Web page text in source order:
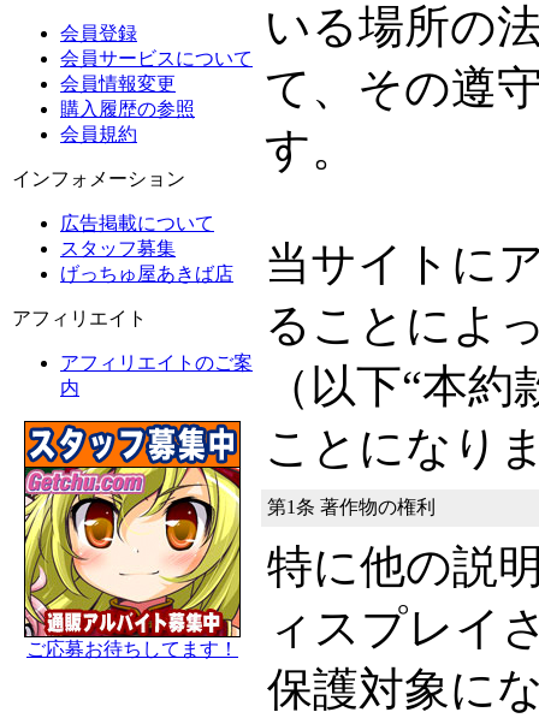
会員登録
会員サービスについて
会員情報変更
購入履歴の参照
会員規約
インフォメーション
広告掲載について
スタッフ募集
げっちゅ屋あきば店
アフィリエイト
アフィリエイトのご案
内
ご応募お待ちしてます！
いる場所の
て、その遵
す。
当サイトに
ることによ
（以下“本
ことになり
第1条 著作物の権利
特に他の説
ィスプレイ
保護対象に